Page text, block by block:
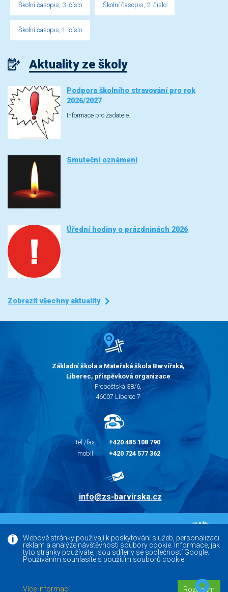
Webové stránky používají k poskytování služeb, personalizaci
reklam a analýze návštěvnosti soubory cookie. Informace, jak
tyto stránky používáte, jsou sdíleny se společností Google.
Používáním souhlasíte s použitím souborů cookie.
Více informací Rozumím
Školní časopis, 3. číslo Školní časopis, 2. číslo
Školní časopis, 1. číslo
Aktuality ze školy
Podpora školního stravování pro rok
2026/2027
Informace pro žadatele.
Smuteční oznámení
Úřední hodiny o prázdninách 2026
Zobrazit všechny aktuality
Základní škola a Mateřská škola Barvířská,
Liberec, příspěvková organizace
Proboštská 38/6,
46007 Liberec 7
tel./fax:
+420 485 108 790
mobil:
+420 724 577 362
info@zs-barvirska.cz
Facebook
Versoft.cz - tvorba www webových stránek, internetových